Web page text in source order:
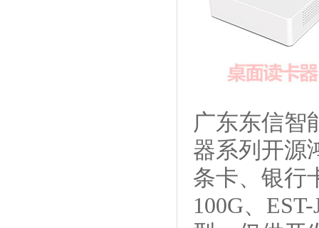
广东东信智
器系列开源
条卡、银行
100G、